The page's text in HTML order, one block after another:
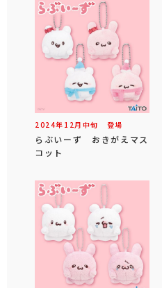
2024年 12 月 中旬 登場
らぶいーず おきがえマス
コット